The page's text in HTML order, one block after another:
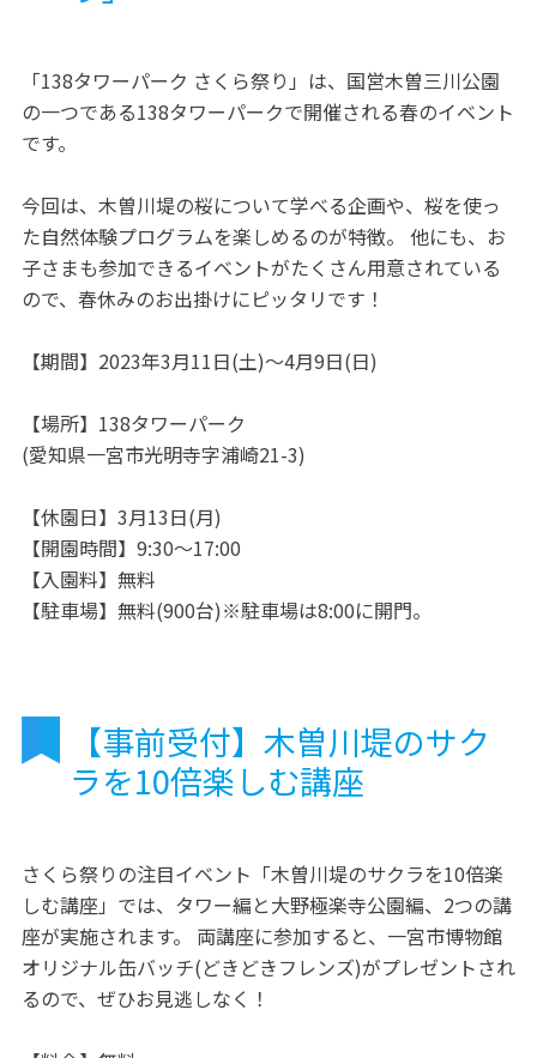
「138タワーパーク さくら祭り」は、国営木曽三川公園
の一つである138タワーパークで開催される春のイベント
です。
今回は、木曽川堤の桜について学べる企画や、桜を使っ
た自然体験プログラムを楽しめるのが特徴。 他にも、お
子さまも参加できるイベントがたくさん用意されている
ので、春休みのお出掛けにピッタリです！
【期間】2023年3月11日(土)～4月9日(日)
【場所】138タワーパーク
(愛知県一宮市光明寺字浦崎21-3)
【休園日】3月13日(月)
【開園時間】9:30～17:00
【入園料】無料
【駐車場】無料(900台)※駐車場は8:00に開門。
【事前受付】木曽川堤のサク
ラを10倍楽しむ講座
さくら祭りの注目イベント「木曽川堤のサクラを10倍楽
しむ講座」では、タワー編と大野極楽寺公園編、2つの講
座が実施されます。 両講座に参加すると、一宮市博物館
オリジナル缶バッチ(どきどきフレンズ)がプレゼントされ
るので、ぜひお見逃しなく！